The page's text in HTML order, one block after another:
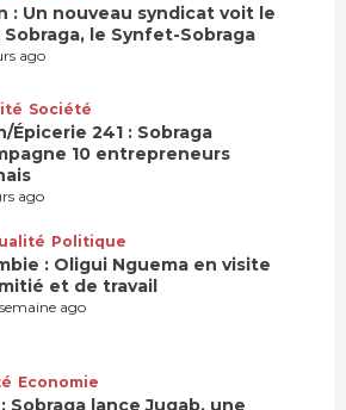
: Un nouveau syndicat voit le
Sobraga, le Synfet-Sobraga
ago
Société
Épicerie 241 : Sobraga
10 entrepreneurs
ago
Politique
: Oligui Nguema en visite
et de travail
ago
Economie
Sobraga lance Jugab, une